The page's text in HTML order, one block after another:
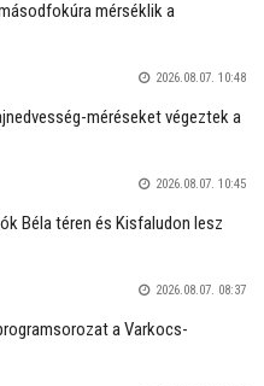
mérséklik a
2026.08.07. 10:48
méréseket végeztek a
2026.08.07. 10:45
Béla téren és Kisfaludon lesz
2026.08.07. 08:37
a Varkocs-